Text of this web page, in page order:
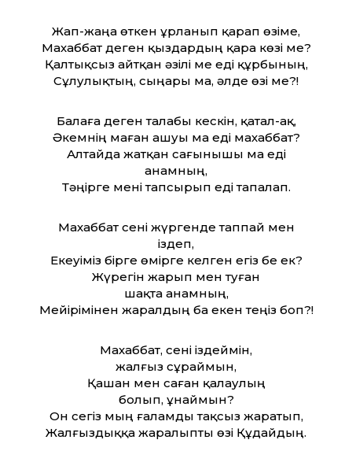
Жап-жаңа өткен ұрланып қарап өзіме,
Махаббат деген қыздардың қара көзі ме?
Қалтықсыз айт­қан әзілі ме еді құрбының,
Сұлулықтың, сыңары ма, әлде өзі ме?!
Балаға деген талабы кескін, қатал-ақ,
Әкемнің маған ашуы ма еді махаббат?
Алтайда жатқан сағынышы ма еді
анамның,
Тәңірге мені тапсырып еді тапалап.
Махаббат сені жүргенде таппай мен
іздеп,
Екеуіміз бірге өмірге келген егіз бе ек?
Жүрегін жарып мен туған
шақта анамның,
Мейірімінен жаралдың ба екен теңіз боп?!
Махаббат, сені іздеймін,
жалғыз сұраймын,
Қашан мен саған қалаулың
болып, ұнаймын?
Он сегіз мың ғаламды тақсыз жаратып,
Жалғыздыққа жаралыпты өзі Құдайдың.